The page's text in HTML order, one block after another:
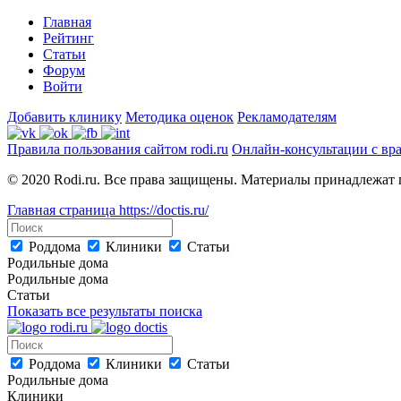
Главная
Рейтинг
Статьи
Форум
Войти
Добавить клинику Методика оценок Рекламодателям
Правила пользования сайтом rodi.ru Онлайн-консультации с
© 2020 Rodi.ru. Все права защищены. Материалы принадлежат
Главная страница https://doctis.ru/
Роддома Клиники
Статьи
Родильные дома
Родильные дома
Статьи
Показать все результаты поиска
Роддома Клиники
Статьи
Родильные дома
Клиники